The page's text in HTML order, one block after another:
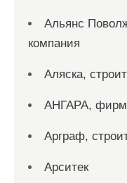
Альянс
компания
Аляска,
АНГАРА,
Арграф,
Арситек